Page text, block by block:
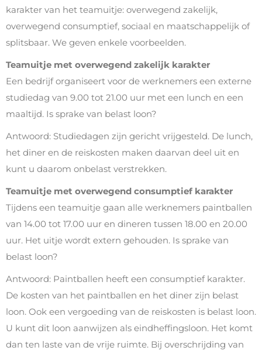
karakter van het teamuitje: overwegend zakelijk,
overwegend consumptief, sociaal en maatschappelijk of
splitsbaar. We geven enkele voorbeelden.
Teamuitje met overwegend zakelijk karakter
Een bedrijf organiseert voor de werknemers een externe
studiedag van 9.00 tot 21.00 uur met een lunch en een
maaltijd. Is sprake van belast loon?
Antwoord: Studiedagen zijn gericht vrijgesteld. De lunch,
het diner en de reiskosten maken daarvan deel uit en
kunt u daarom onbelast verstrekken.
Teamuitje met overwegend consumptief karakter
Tijdens een teamuitje gaan alle werknemers paintballen
van 14.00 tot 17.00 uur en dineren tussen 18.00 en 20.00
uur. Het uitje wordt extern gehouden. Is sprake van
belast loon?
Antwoord: Paintballen heeft een consumptief karakter.
De kosten van het paintballen en het diner zijn belast
loon. Ook een vergoeding van de reiskosten is belast loon.
U kunt dit loon aanwijzen als eindheffingsloon. Het komt
dan ten laste van de vrije ruimte. Bij overschrijding van